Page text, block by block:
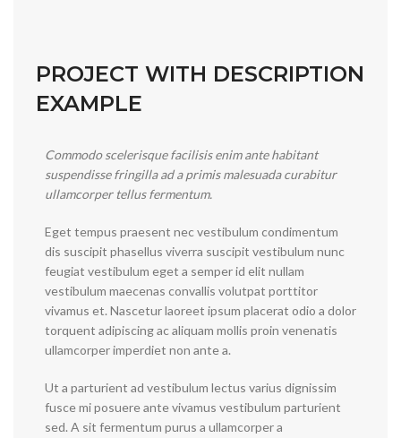
PROJECT WITH DESCRIPTION
EXAMPLE
Commodo scelerisque facilisis enim ante habitant
suspendisse fringilla ad a primis malesuada curabitur
ullamcorper tellus fermentum.
Eget tempus praesent nec vestibulum condimentum
dis suscipit phasellus viverra suscipit vestibulum nunc
feugiat vestibulum eget a semper id elit nullam
vestibulum maecenas convallis volutpat porttitor
vivamus et. Nascetur laoreet ipsum placerat odio a dolor
torquent adipiscing ac aliquam mollis proin venenatis
ullamcorper imperdiet non ante a.
Ut a parturient ad vestibulum lectus varius dignissim
fusce mi posuere ante vivamus vestibulum parturient
sed. A sit fermentum purus a ullamcorper a